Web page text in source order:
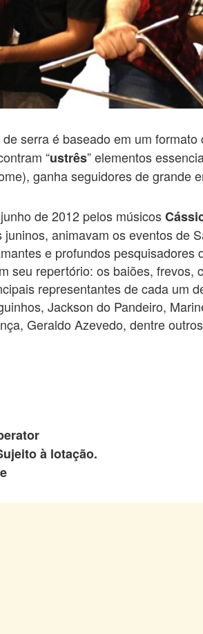
serra é baseado em um formato
“ustrês” elementos
ganha seguidores de grande
de 2012 pelos músicos
animavam os eventos de
e profundos pesquisadores
seu repertório: os baiões, frevos,
representantes de cada um
Jackson do Pandeiro,
Geraldo Azevedo, dentre
à lotação.